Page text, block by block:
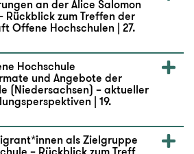
an der Alice Salomon
Rückblick zum Treffen der
Offene Hochschulen | 27.
Hochschule
und Angebote der
(Niedersachsen) – aktueller
| 19.
als Zielgruppe